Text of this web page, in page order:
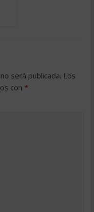
será publicada. Los
con *